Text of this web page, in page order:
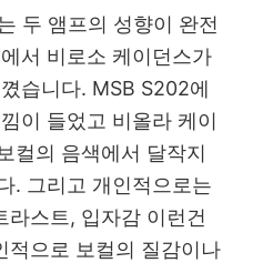
두 앰프의 성향이 완전
서 비로소 케이던스가
습니다. MSB S202에
이 들었고 비올라 케이
컬의 음색에서 달작지
. 그리고 개인적으로는
라스트, 입자감 이런건
적으로 보컬의 질감이나